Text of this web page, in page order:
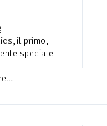
il primo,
speciale